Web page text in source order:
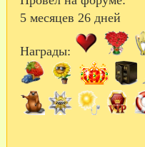
5 месяцев 26 дней
Награды: